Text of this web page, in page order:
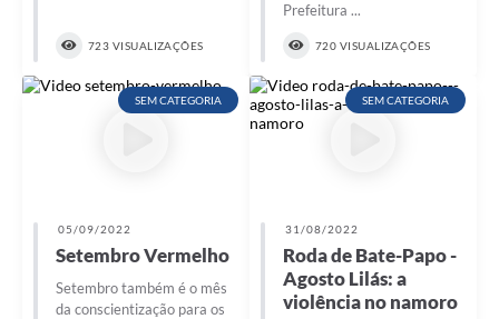
723 VISUALIZAÇÕES
Prefeitura ...
720 VISUALIZAÇÕES
SEM CATEGORIA
05/09/2022
Setembro Vermelho
Setembro também é o mês
da conscientização para os
SEM CATEGORIA
31/08/2022
Roda de Bate-Papo -
Agosto Lilás: a
violência no namoro